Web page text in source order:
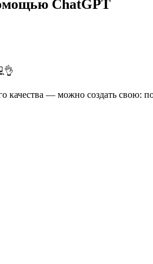
ChatGPT
качества — можно создать свою: